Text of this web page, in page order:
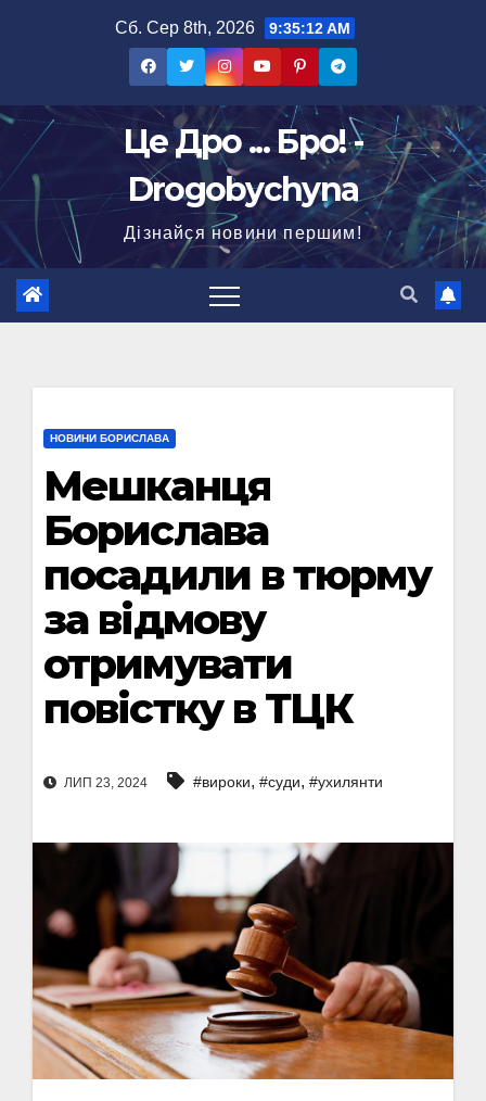
Сб. Сер 8th, 2026 9:35:13 AM
Це Дро ... Бро! -
Drogobychyna
Дізнайся новини першим!
НОВИНИ БОРИСЛАВА
Мешканця
Борислава
посадили в тюрму
за відмову
отримувати
повістку в ТЦК
ЛИП 23, 2024 #вироки, #суди, #ухилянти